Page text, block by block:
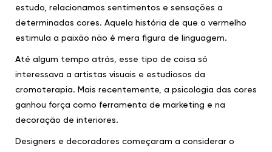
estudo, relacionamos sentimentos e sensações a
determinadas cores. Aquela história de que o vermelho
estimula a paixão não é mera figura de linguagem.
Até algum tempo atrás, esse tipo de coisa só
interessava a artistas visuais e estudiosos da
cromoterapia. Mais recentemente, a psicologia das cores
ganhou força como ferramenta de marketing e na
decoração de interiores.
Designers e decoradores começaram a considerar o